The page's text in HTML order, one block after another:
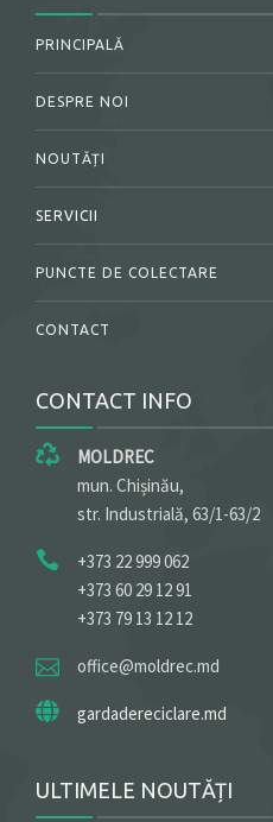
PRINCIPALĂ
DESPRE NOI
NOUTĂȚI
SERVICII
PUNCTE DE COLECTARE
CONTACT
CONTACT INFO
MOLDREC
mun. Chișinău,
str. Industrială, 63/1-63/2
+373 22 999 062
+373 60 29 12 91
+373 79 13 12 12
office@moldrec.md
gardadereciclare.md
ULTIMELE NOUTĂȚI